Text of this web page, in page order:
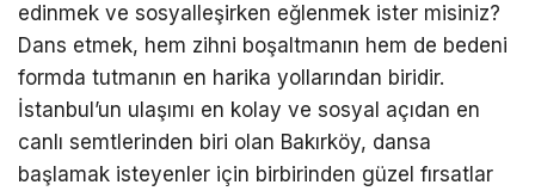
edinmek ve sosyalleşirken eğlenmek ister misiniz?
Dans etmek, hem zihni boşaltmanın hem de bedeni
formda tutmanın en harika yollarından biridir.
İstanbul’un ulaşımı en kolay ve sosyal açıdan en
canlı semtlerinden biri olan Bakırköy, dansa
başlamak isteyenler için birbirinden güzel fırsatlar